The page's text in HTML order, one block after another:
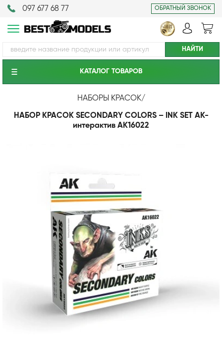
097 677 68 77 ОБРАТНЫЙ ЗВОНОК
КАТАЛОГ ТОВАРОВ
НАБОРЫ КРАСОК/
НАБОР КРАСОК SECONDARY COLORS – INK SET АК-
интерактив AK16022